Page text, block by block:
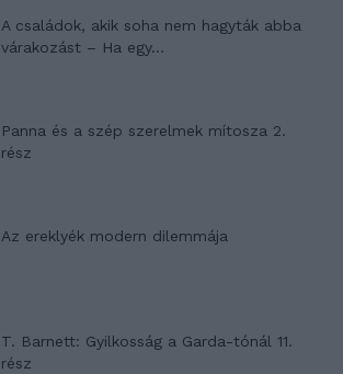
A családok, akik soha nem hagyták abba
várakozást – Ha egy...
Panna és a szép szerelmek mítosza 2.
rész
Az ereklyék modern dilemmája
T. Barnett: Gyilkosság a Garda-tónál 11.
rész